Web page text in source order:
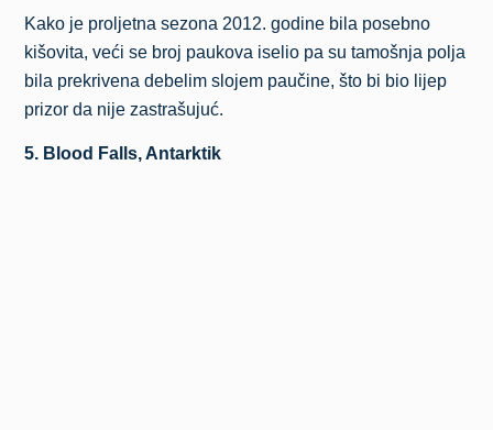
Kako je proljetna sezona 2012. godine bila posebno
kišovita, veći se broj paukova iselio pa su tamošnja polja
bila prekrivena debelim slojem paučine, što bi bio lijep
prizor da nije zastrašujuć.
5. Blood Falls, Antarktik